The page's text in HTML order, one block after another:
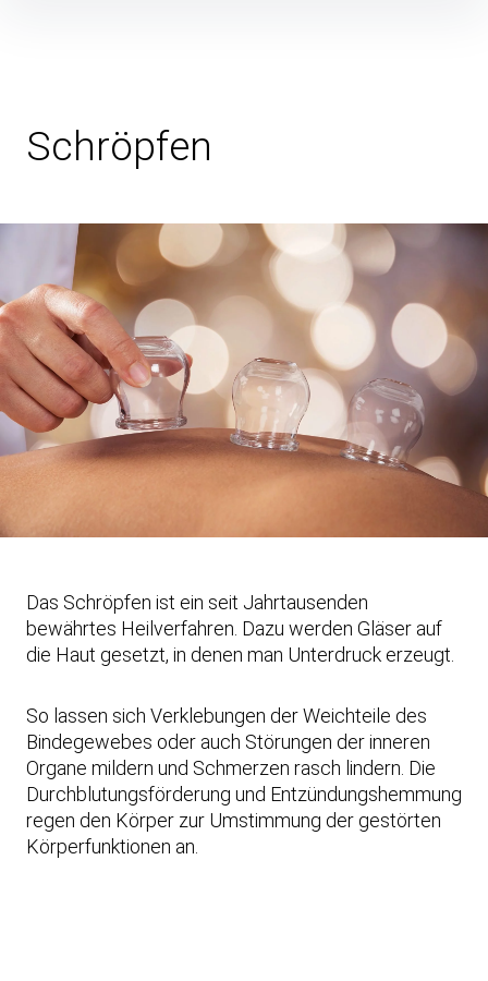
Schröpfen
Das Schröpfen ist ein seit Jahrtausenden
bewährtes Heilverfahren. Dazu werden Gläser auf
die Haut gesetzt, in denen man Unterdruck erzeugt.
So lassen sich Verklebungen der Weichteile des
Binde­gewebes oder auch Störungen der inneren
Organe mildern und Schmerzen rasch lindern. Die
Durchblutungs­förderung und Entzündungshemmung
regen den Körper zur Umstimmung der gestörten
Körperfunktionen an.